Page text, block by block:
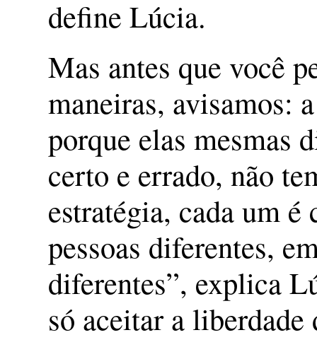
define Lúcia.
Mas antes que você
maneiras, avisamos:
porque elas mesmas
certo e errado, não
estratégia, cada um
pessoas diferentes,
diferentes”, explica
só aceitar a liberdade